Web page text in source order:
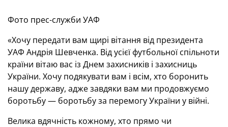
Фото прес-служби УАФ
«Хочу передати вам щирі вітання від президента
УАФ Андрія Шевченка. Від усієї футбольної спільноти
країни вітаю вас із Днем захисників і захисниць
України. Хочу подякувати вам і всім, хто боронить
нашу державу, адже завдяки вам ми продовжуємо
боротьбу — боротьбу за перемогу України у війні.
Велика вдячність кожному, хто прямо чи